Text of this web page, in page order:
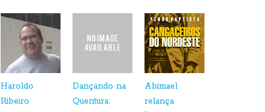
Haroldo
Ribeiro
Dançando na
Quentura:
Abimael
relança